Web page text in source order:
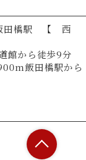
田橋駅 【 西
館から徒歩9分
飯田橋駅から